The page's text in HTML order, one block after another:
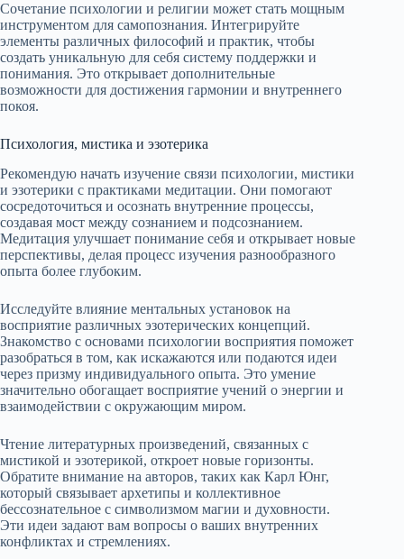
Сочетание психологии и религии может стать мощным
инструментом для самопознания. Интегрируйте
элементы различных философий и практик, чтобы
создать уникальную для себя систему поддержки и
понимания. Это открывает дополнительные
возможности для достижения гармонии и внутреннего
покоя.
Психология, мистика и эзотерика
Рекомендую начать изучение связи психологии, мистики
и эзотерики с практиками медитации. Они помогают
сосредоточиться и осознать внутренние процессы,
создавая мост между сознанием и подсознанием.
Медитация улучшает понимание себя и открывает новые
перспективы, делая процесс изучения разнообразного
опыта более глубоким.
Исследуйте влияние ментальных установок на
восприятие различных эзотерических концепций.
Знакомство с основами психологии восприятия поможет
разобраться в том, как искажаются или подаются идеи
через призму индивидуального опыта. Это умение
значительно обогащает восприятие учений о энергии и
взаимодействии с окружающим миром.
Чтение литературных произведений, связанных с
мистикой и эзотерикой, откроет новые горизонты.
Обратите внимание на авторов, таких как Карл Юнг,
который связывает архетипы и коллективное
бессознательное с символизмом магии и духовности.
Эти идеи задают вам вопросы о ваших внутренних
конфликтах и стремлениях.